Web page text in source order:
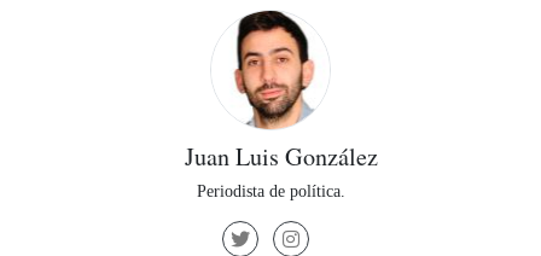
Juan Luis González
Periodista de política.